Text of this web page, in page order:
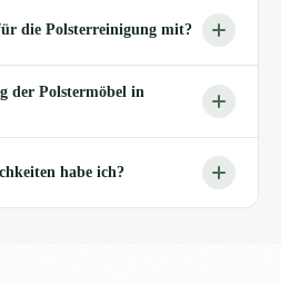
die Polsterreinigung mit?
der Polstermöbel in
habe ich?